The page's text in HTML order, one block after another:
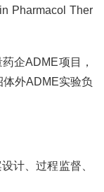
Pharmacol Ther
企ADME项目，
外ADME实验负
计、过程监督、